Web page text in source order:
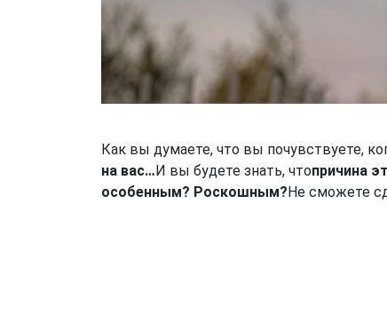
Как вы думаете, что вы почувствуете,
на вас…И вы будете знать, чтопричина
особенным? Роскошным?Не сможете